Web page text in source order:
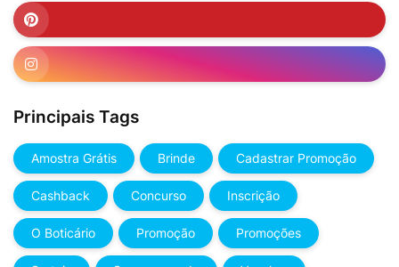
Principais Tags
Amostra Grátis Brinde Cadastrar Promoção
Cashback Concurso Inscrição
O Boticário Promoção Promoções